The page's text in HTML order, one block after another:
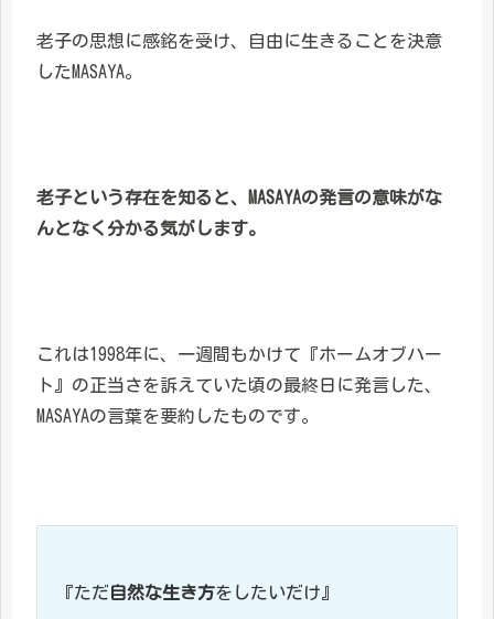
老子の思想に感銘を受け、自由に生きることを決意
したMASAYA。
老子という存在を知ると、MASAYAの発言の意味がな
んとなく分かる気がします。
これは1998年に、一週間もかけて『ホームオブハー
ト』の正当さを訴えていた頃の最終日に発言した、
MASAYAの言葉を要約したものです。
『ただ自然な生き方をしたいだけ』